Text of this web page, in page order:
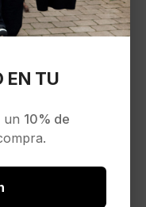
EN TU
un 10% de